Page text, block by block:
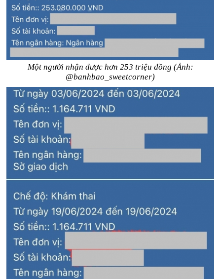
Một người nhận được hơn 253 triệu đồng (Ảnh:
@banhbao_sweetcorner)